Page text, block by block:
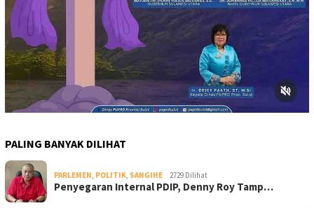
PALING BANYAK DILIHAT
PARLEMEN POLITIK SANGIHE 2729 Dilihat
Penyegaran Internal PDIP, Denny Roy Tamp…